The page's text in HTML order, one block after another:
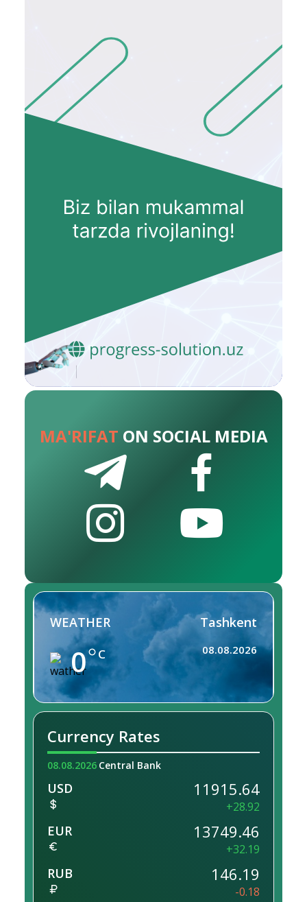
MA'RIFAT ON SOCIAL MEDIA
WEATHER
0 C
Tashkent
08.08.2026
Currency Rates
08.08.2026 Central Bank
USD 11915.64
+28.92
EUR 13749.46
+32.19
RUB 146.19
-0.18